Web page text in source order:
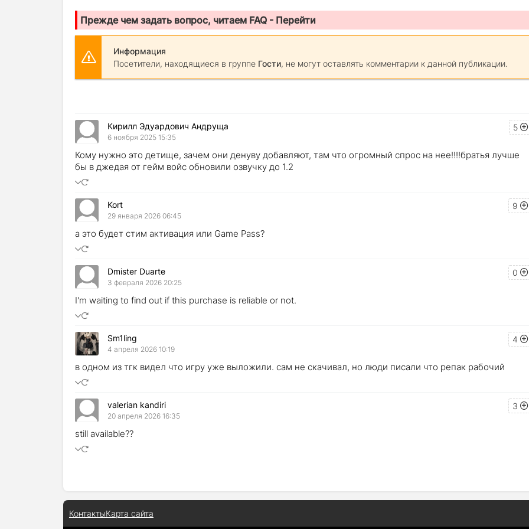
Прежде чем задать вопрос, читаем FAQ - Перейти
Информация
Посетители, находящиеся в группе Гости, не могут оставлять комментарии к данной публикации.
5
Кирилл Эдуардович Андруща
6 ноября 2025 15:35
Кому нужно это детище, зачем они денуву добавляют, там что огромный спрос на нее!!!!братья лучше
бы в джедая от гейм войс обновили озвучку до 1.2
9
Kort
29 января 2026 06:45
а это будет стим активация или Game Pass?
0
Dmister Duarte
3 февраля 2026 20:25
I'm waiting to find out if this purchase is reliable or not.
4
Sm1ling
4 апреля 2026 10:19
в одном из тгк видел что игру уже выложили. сам не скачивал, но люди писали что репак рабочий
3
valerian kandiri
20 апреля 2026 16:35
still available??
КонтактыКарта сайта